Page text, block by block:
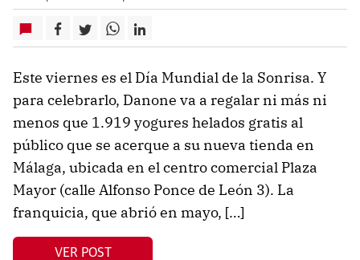
Este viernes es el Día Mundial de la Sonrisa. Y
para celebrarlo, Danone va a regalar ni más ni
menos que 1.919 yogures helados gratis al
público que se acerque a su nueva tienda en
Málaga, ubicada en el centro comercial Plaza
Mayor (calle Alfonso Ponce de León 3). La
franquicia, que abrió en mayo, […]
VER POST